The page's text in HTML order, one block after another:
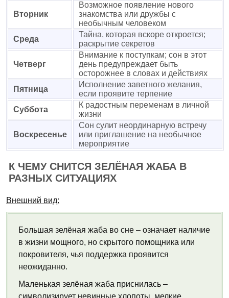
Вторник
Возможное появление нового
знакомства или дружбы с
необычным человеком
Среда
Тайна, которая вскоре откроется;
раскрытие секретов
Четверг
Внимание к поступкам; сон в этот
день предупреждает быть
осторожнее в словах и действиях
Пятница
Исполнение заветного желания,
если проявите терпение
Суббота
К радостным переменам в личной
жизни
Воскресенье
Сон сулит неординарную встречу
или приглашение на необычное
мероприятие
К ЧЕМУ СНИТСЯ ЗЕЛЁНАЯ ЖАБА В
РАЗНЫХ СИТУАЦИЯХ
Внешний вид:
Большая зелёная жаба во сне – означает наличие
в жизни мощного, но скрытого помощника или
покровителя, чья поддержка проявится
неожиданно.
Маленькая зелёная жаба приснилась –
символизирует невинные хлопоты, мелкие